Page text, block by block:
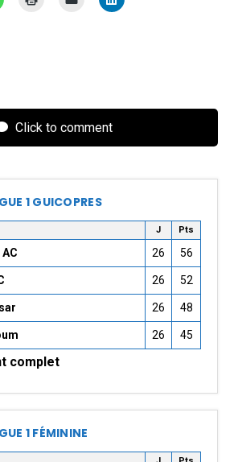
Click to comment
1 GUICOPRES
J Pts
26 56
26 52
26 48
26 45
complet
1 FÉMININE